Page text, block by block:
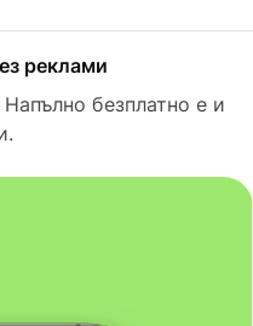
реклами
безплатно е и